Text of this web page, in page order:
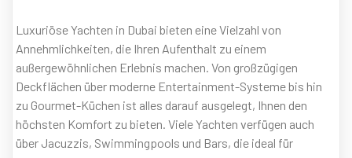
Luxuriöse Yachten in Dubai bieten eine Vielzahl von
Annehmlichkeiten, die Ihren Aufenthalt zu einem
außergewöhnlichen Erlebnis machen. Von großzügigen
Deckflächen über moderne Entertainment-Systeme bis hin
zu Gourmet-Küchen ist alles darauf ausgelegt, Ihnen den
höchsten Komfort zu bieten. Viele Yachten verfügen auch
über Jacuzzis, Swimmingpools und Bars, die ideal für